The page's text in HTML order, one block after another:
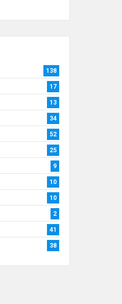
138
17
13
34
52
25
9
10
10
2
41
38